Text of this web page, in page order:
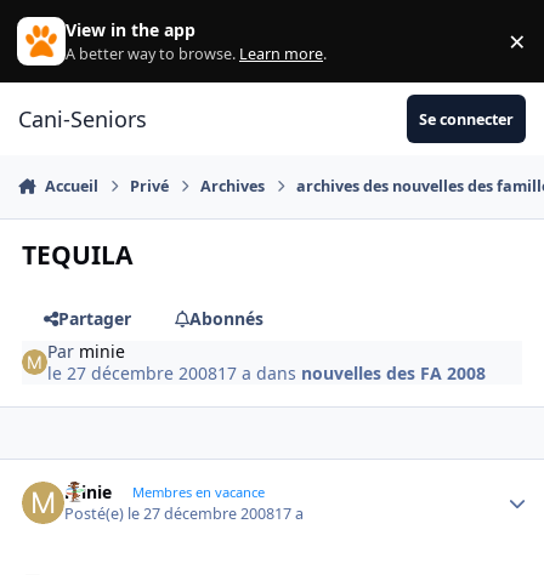
Aller au contenu
View in the app
A better way to browse. Learn more. ×
Cani-Seniors Se connecter
Accueil Privé Archives archives des nouvelles des
TEQUILA
Partager
Abonnés
Par minie
le 27 décembre 200817 a dans nouvelles des FA 2008
minie Membres en vacance
Posté(e) le 27 décembre 200817 a